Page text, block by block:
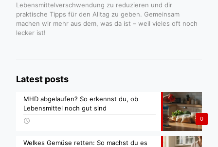
Lebensmittelverschwendung zu reduzieren und dir
praktische Tipps für den Alltag zu geben. Gemeinsam
machen wir mehr aus dem, was da ist – weil vieles oft noch
lecker ist!
Latest posts
0
MHD abgelaufen? So erkennst du, ob
Lebensmittel noch gut sind
Welkes Gemüse retten: So machst du es